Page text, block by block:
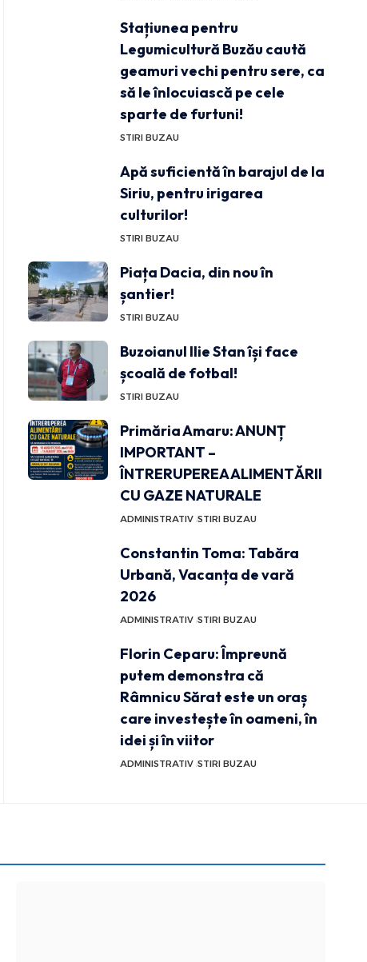
Stațiunea pentru
Legumicultură Buzău caută
geamuri vechi pentru sere, ca
să le înlocuiască pe cele
sparte de furtuni!
STIRI BUZAU
Apă suficientă în barajul de la
Siriu, pentru irigarea
culturilor!
STIRI BUZAU
Piața Dacia, din nou în
șantier!
STIRI BUZAU
Buzoianul Ilie Stan își face
școală de fotbal!
STIRI BUZAU
Primăria Amaru: ANUNȚ
IMPORTANT –
ÎNTRERUPEREA ALIMENTĂRII
CU GAZE NATURALE
ADMINISTRATIV STIRI BUZAU
Constantin Toma: Tabăra
Urbană, Vacanța de vară
2026
ADMINISTRATIV STIRI BUZAU
Florin Ceparu: Împreună
putem demonstra că
Râmnicu Sărat este un oraș
care investește în oameni, în
idei și în viitor
ADMINISTRATIV STIRI BUZAU